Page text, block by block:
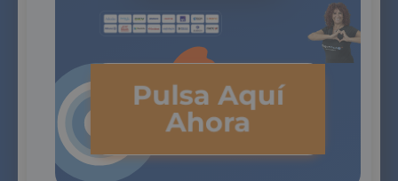
Pulsa Aquí
Ahora